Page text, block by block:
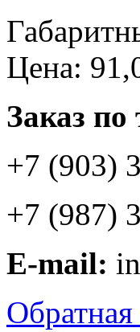
Цена:
Заказ
+7 (903)
+7 (987)
E-mail:
Обратная